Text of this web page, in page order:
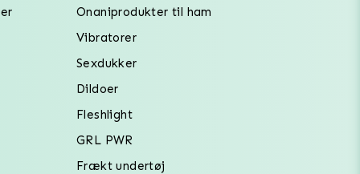
Onaniprodukter til ham
Vibratorer
Sexdukker
Dildoer
Fleshlight
GRL PWR
Frækt undertøj